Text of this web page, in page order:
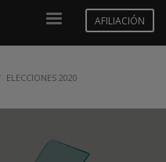
AFILIACIÓN
ELECCIONES 2020